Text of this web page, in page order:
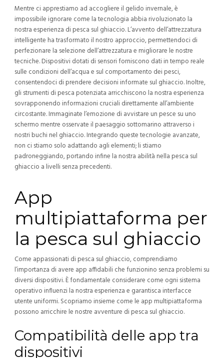
Mentre ci apprestiamo ad accogliere il gelido invernale, è
impossibile ignorare come la tecnologia abbia rivoluzionato la
nostra esperienza di pesca sul ghiaccio. L’avvento dell’attrezzatura
intelligente ha trasformato il nostro approccio, permettendoci di
perfezionare la selezione dell’attrezzatura e migliorare le nostre
tecniche. Dispositivi dotati di sensori forniscono dati in tempo reale
sulle condizioni dell’acqua e sul comportamento dei pesci,
consentendoci di prendere decisioni informate sul ghiaccio. Inoltre,
gli strumenti di pesca potenziata arricchiscono la nostra esperienza
sovrapponendo informazioni cruciali direttamente all’ambiente
circostante. Immaginate l’emozione di avvistare un pesce su uno
schermo mentre osservate il paesaggio sottomarino attraverso i
nostri buchi nel ghiaccio. Integrando queste tecnologie avanzate,
non ci stiamo solo adattando agli elementi; li stiamo
padroneggiando, portando infine la nostra abilità nella pesca sul
ghiaccio a livelli senza precedenti.
App
multipiattaforma per
la pesca sul ghiaccio
Come appassionati di pesca sul ghiaccio, comprendiamo
l’importanza di avere app affidabili che funzionino senza problemi su
diversi dispositivi. È fondamentale considerare come ogni sistema
operativo influenzi la nostra esperienza e garantisca interfacce
utente uniformi. Scopriamo insieme come le app multipiattaforma
possono arricchire le nostre avventure di pesca sul ghiaccio.
Compatibilità delle app tra
dispositivi